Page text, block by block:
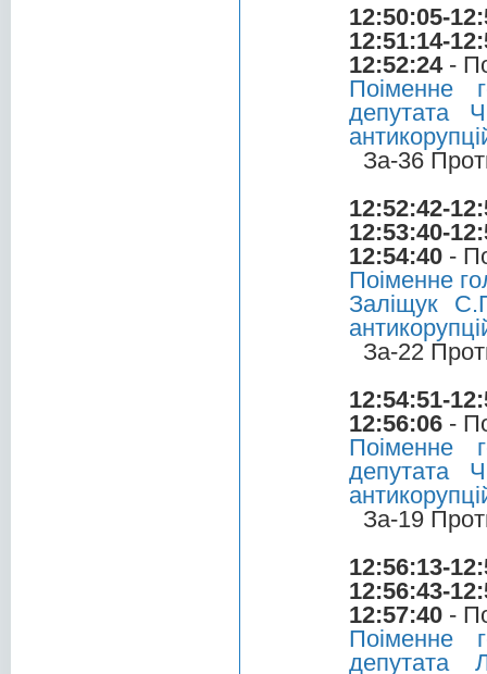
12:50:05-
12:51:14-
12:52:24-
Поіменне
депутата
За-36
12:52:42-
12:53:40-
12:54:40 -
Поіменне
Заліщук
За-22
12:54:51-
12:56:06 -
Поіменне
депутата
За-19
12:56:13-
12:56:43-
12:57:40 -
Поіменне
депутата